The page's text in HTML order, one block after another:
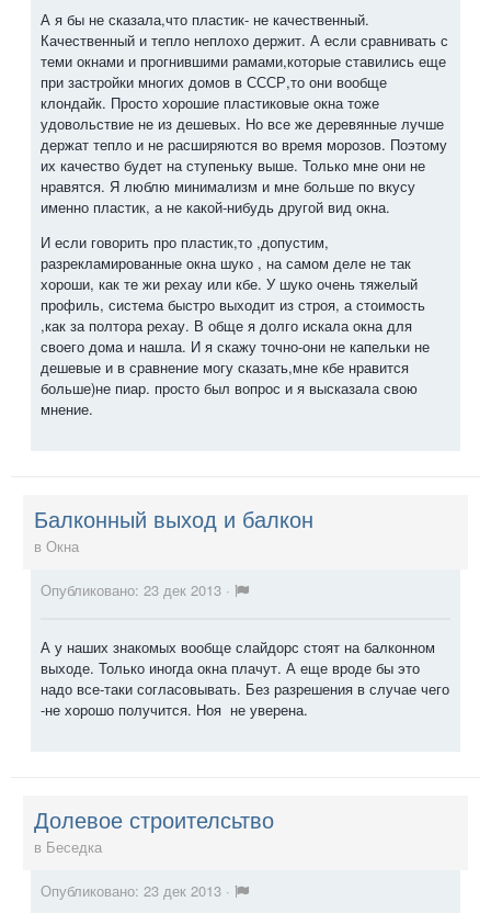
А я бы не сказала,что пластик- не качественный.
Качественный и тепло неплохо держит. А если сравнивать с
теми окнами и прогнившими рамами,которые ставились еще
при застройки многих домов в СССР,то они вообще
клондайк. Просто хорошие пластиковые окна тоже
удовольствие не из дешевых. Но все же деревянные лучше
держат тепло и не расширяются во время морозов. Поэтому
их качество будет на ступеньку выше. Только мне они не
нравятся. Я люблю минимализм и мне больше по вкусу
именно пластик, а не какой-нибудь другой вид окна.
И если говорить про пластик,то ,допустим,
разрекламированные окна шуко , на самом деле не так
хороши, как те жи рехау или кбе. У шуко очень тяжелый
профиль, система быстро выходит из строя, а стоимость
,как за полтора рехау. В обще я долго искала окна для
своего дома и нашла. И я скажу точно-они не капельки не
дешевые и в сравнение могу сказать,мне кбе нравится
больше)не пиар. просто был вопрос и я высказала свою
мнение.
Балконный выход и балкон
в Окна
Опубликовано: 23 дек 2013 ·
А у наших знакомых вообще слайдорс стоят на балконном
выходе. Только иногда окна плачут. А еще вроде бы это
надо все-таки согласовывать. Без разрешения в случае чего
-не хорошо получится. Ноя не уверена.
Долевое строителсьтво
в Беседка
Опубликовано: 23 дек 2013 ·